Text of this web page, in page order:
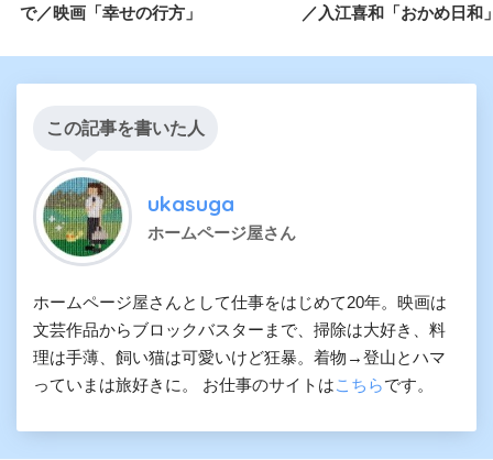
で／映画「幸せの行方」
／入江喜和「おかめ日和
この記事を書いた人
ukasuga
ホームページ屋さん
ホームページ屋さんとして仕事をはじめて20年。映画は
文芸作品からブロックバスターまで、掃除は大好き、料
理は手薄、飼い猫は可愛いけど狂暴。着物→登山とハマ
っていまは旅好きに。 お仕事のサイトはこちらです。